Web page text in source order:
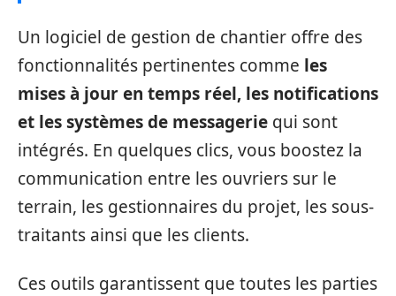
Un logiciel de gestion de chantier offre des
fonctionnalités pertinentes comme les
mises à jour en temps réel, les notifications
et les systèmes de messagerie qui sont
intégrés. En quelques clics, vous boostez la
communication entre les ouvriers sur le
terrain, les gestionnaires du projet, les sous-
traitants ainsi que les clients.
Ces outils garantissent que toutes les parties